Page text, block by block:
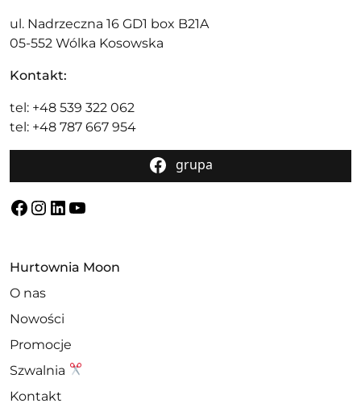
ul. Nadrzeczna 16 GD1 box B21A
05-552 Wólka Kosowska
Kontakt:
tel: +48 539 322 062
tel: +48 787 667 954
grupa
Facebook
Instagram
LinkedIn
YouTube
Hurtownia Moon
O nas
Nowości
Promocje
Szwalnia
Kontakt